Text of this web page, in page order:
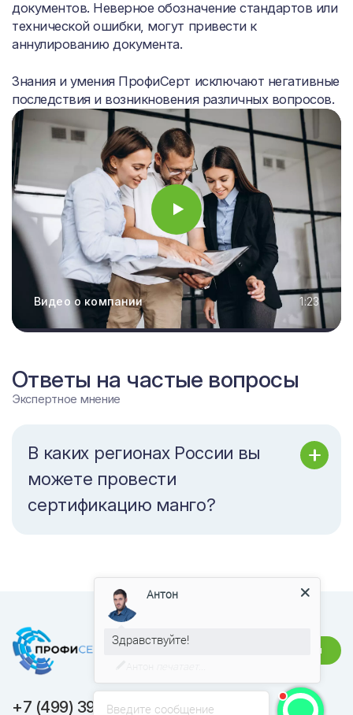
документов. Неверное обозначение стандартов или
технической ошибки, могут привести к
аннулированию документа.
Знания и умения ПрофиСерт исключают негативные
последствия и возникновения различных вопросов.
Видео о компании 1:23
Ответы на частые вопросы
Экспертное мнение
В каких регионах России вы
можете провести
сертификацию манго?
+7 (499) 391-23-57
Связаться
Введите сообщение
Антон
Здравствуйте!